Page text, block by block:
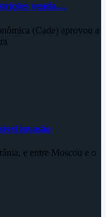
venda…
(Cade) aprovou a
invasão
e entre Moscou e o